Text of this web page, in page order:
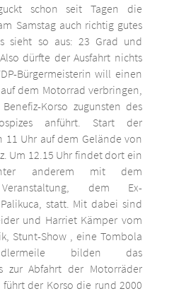
schon seit Tagen die
Samstag auch richtig gutes
sieht so aus: 23 Grad und
dürfte der Ausfahrt nichts
Bürgermeisterin will einen
dem Motorrad verbringen,
Korso zugunsten des
anführt. Start der
11 Uhr auf dem Gelände von
Um 12.15 Uhr findet dort ein
anderem mit dem
dem Ex-
statt. Mit dabei sind
und Harriet Kämper vom
Stunt-Show , eine Tombola
bilden das
zur Abfahrt der Motorräder
führt der Korso die rund 2000